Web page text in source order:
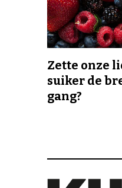
Zette onze
suiker de
gang?